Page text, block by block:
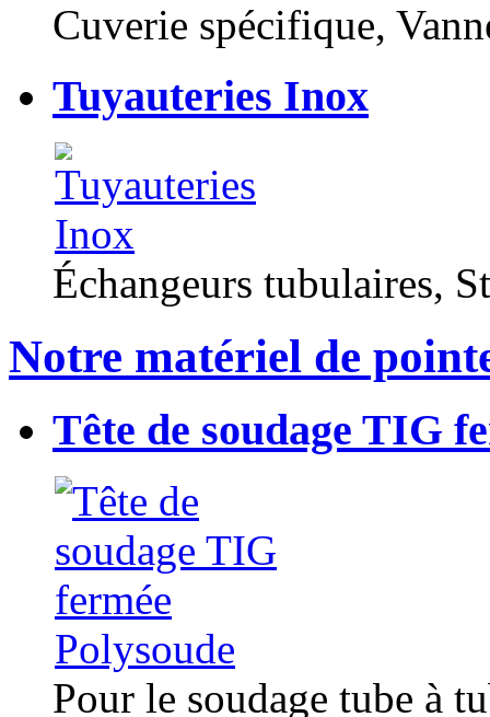
Cuverie spécifique,
Tuyauteries Inox
Échangeurs tubulaires,
Notre matériel de
Tête de soudage TIG
Pour le soudage tube à